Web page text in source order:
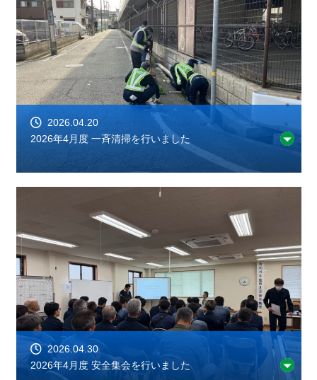
2026.04.20
2026年4月度 一斉清掃を行いました
2026.04.30
2026年4月度 安全集会を行いました